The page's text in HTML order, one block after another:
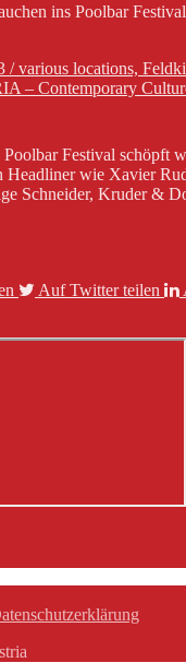
ins Poolbar
/ various locations,
– Contemporary
Festival schöpft
Headliner wie Xavier
Schneider, Kruder &
Auf Twitter teilen